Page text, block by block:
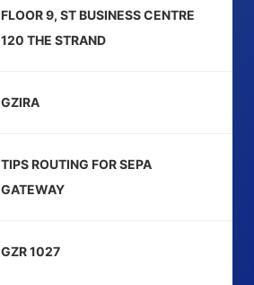
FLOOR 9, ST BUSINESS CENTRE
120 THE STRAND
GZIRA
TIPS ROUTING FOR SEPA
GATEWAY
GZR 1027